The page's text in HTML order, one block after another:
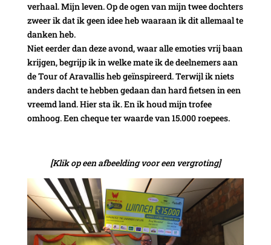
verhaal. Mijn leven. Op de ogen van mijn twee dochters
zweer ik dat ik geen idee heb waaraan ik dit allemaal te
danken heb.
Niet eerder dan deze avond, waar alle emoties vrij baan
krijgen, begrijp ik in welke mate ik de deelnemers aan
de Tour of Aravallis heb geïnspireerd. Terwijl ik niets
anders dacht te hebben gedaan dan hard fietsen in een
vreemd land. Hier sta ik. En ik houd mijn trofee
omhoog. Een cheque ter waarde van 15.000 roepees.
[Klik op een afbeelding voor een vergroting]